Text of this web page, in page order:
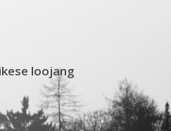
loojang